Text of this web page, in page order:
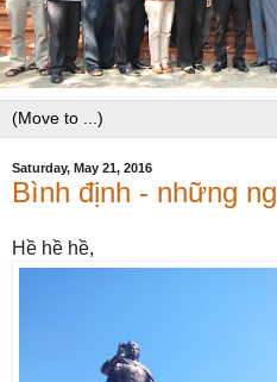
Saturday, May 21, 2016
Bình định - những
Hề hề hề,